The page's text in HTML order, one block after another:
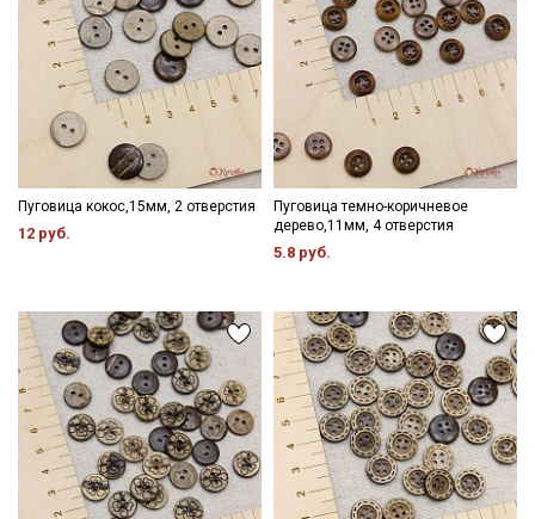
Пуговица кокос,15мм, 2 отверстия
12 руб.
Пуговица темно-коричневое
дерево,11мм, 4 отверстия
5.8 руб.